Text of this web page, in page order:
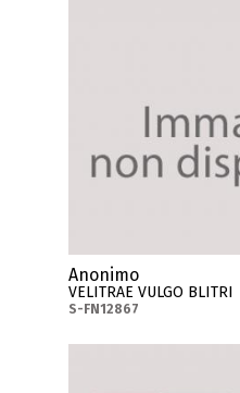
Anonimo
VELITRAE VULGO BLITRI
S-FN12867